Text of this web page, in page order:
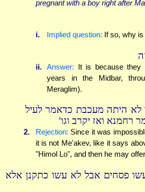
pregnant with a boy right after
i. Implied question: If so, why
ii. Answer: It is because they
years in the Midbar,
Meraglim).
לא היתה מעכבת כדאמר לעיל
רחמנא ואז יקרב וגו'
2. Rejection: Since it was
it is not Me'akev, like it says
"Himol Lo", and then he may
פסחים אבל לא עשו כתקנן אלא